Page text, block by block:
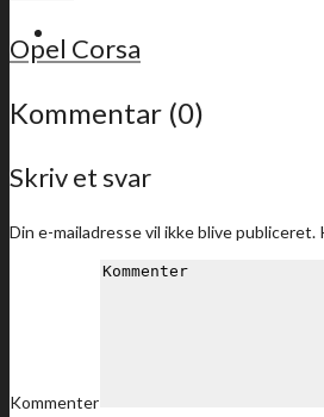
For medlemmer
Sidste nyt
Opel Corsa
Kommentar (0)
Skriv et svar
Din e-mailadresse vil ikke blive publiceret.
Kommenter